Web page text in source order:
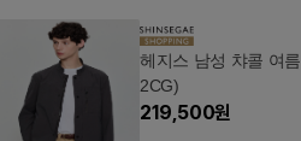
헤지스 남성 챠콜 여름 유틸
2CG)
219,500원